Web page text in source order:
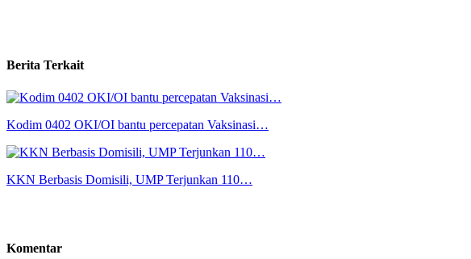
Berita Terkait
Kodim 0402 OKI/OI bantu percepatan Vaksinasi…
KKN Berbasis Domisili, UMP Terjunkan 110…
Komentar